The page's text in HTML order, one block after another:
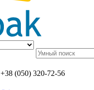
+38 (050) 320-72-56